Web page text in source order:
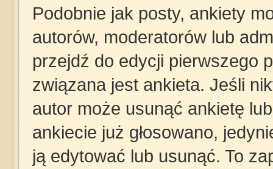
Podobnie jak posty, ankiety
autorów, moderatorów lub
przejdź do edycji pierwszego
związana jest ankieta. Jeśli
autor może usunąć ankietę
ankiecie już głosowano,
ją edytować lub usunąć. To